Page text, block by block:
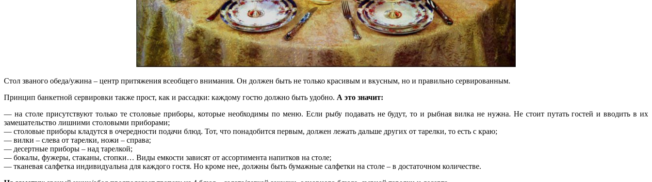
Стол званого обеда/ужина – центр притяжения всеобщего внимания. Он должен быть не только красивым и вкусным, но и правильно сервированным.
Принцип банкетной сервировки также прост, как и рассадки: каждому гостю должно быть удобно. А это значит:
— на столе присутствуют только те столовые приборы, которые необходимы по меню. Если рыбу подавать не будут, то и рыбная вилка не нужна. Не стоит путать гостей и вводить в их
замешательство лишними столовыми приборами;
— столовые приборы кладутся в очередности подачи блюд. Тот, что понадобится первым, должен лежать дальше других от тарелки, то есть с краю;
— вилки – слева от тарелки, ножи – справа;
— десертные приборы – над тарелкой;
— бокалы, фужеры, стаканы, стопки… Виды емкости зависят от ассортимента напитков на столе;
— тканевая салфетка индивидуальна для каждого гостя. Но кроме нее, должны быть бумажные салфетки на столе – в достаточном количестве.